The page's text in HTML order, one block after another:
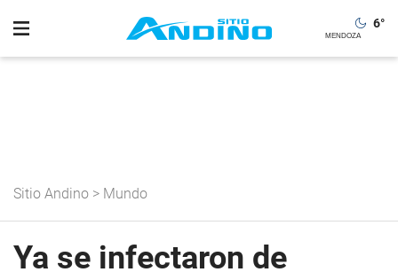
6°
Sitio Andino > Mundo
Ya se infectaron de